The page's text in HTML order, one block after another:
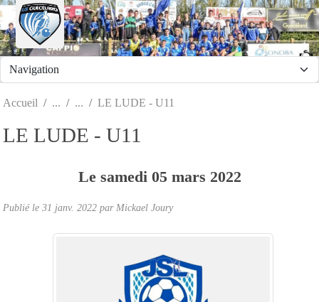
Accueil LE LUDE - U11
LE LUDE - U11
Le samedi 05 mars 2022
Publié le 31 janv. 2022 par Mickael Joury
Panneau de gestion des cookies